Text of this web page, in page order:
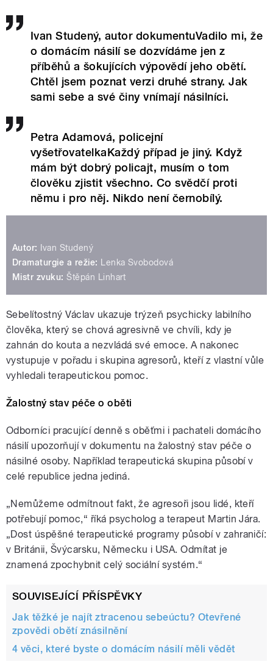
Ivan Studený, autor dokumentuVadilo mi, že
o domácím násilí se dozvídáme jen z
příběhů a šokujících výpovědí jeho obětí.
Chtěl jsem poznat verzi druhé strany. Jak
sami sebe a své činy vnímají násilníci.
Petra Adamová, policejní
vyšetřovatelkaKaždý případ je jiný. Když
mám být dobrý policajt, musím o tom
člověku zjistit všechno. Co svědčí proti
němu i pro něj. Nikdo není černobílý.
Autor:
Ivan Studený
Dramaturgie a režie: Lenka Svobodová
Mistr zvuku: Štěpán Linhart
Sebelítostný Václav ukazuje trýzeň psychicky labilního
člověka, který se chová agresivně ve chvíli, kdy je
zahnán do kouta a nezvládá své emoce. A nakonec
vystupuje v pořadu i skupina agresorů, kteří z vlastní vůle
vyhledali terapeutickou pomoc.
Žalostný stav péče o oběti
Odborníci pracující denně s oběťmi i pachateli domácího
násilí upozorňují v dokumentu na žalostný stav péče o
násilné osoby. Například terapeutická skupina působí v
celé republice jedna jediná.
„Nemůžeme odmítnout fakt, že agresoři jsou lidé, kteří
potřebují pomoc,“ říká psycholog a terapeut Martin Jára.
„Dost úspěšné terapeutické programy působí v zahraničí:
v Británii, Švýcarsku, Německu i USA. Odmítat je
znamená zpochybnit celý sociální systém.“
SOUVISEJÍCÍ PŘÍSPĚVKY
Jak těžké je najít ztracenou sebeúctu? Otevřené
zpovědi obětí znásilnění
4 věci, které byste o domácím násilí měli vědět